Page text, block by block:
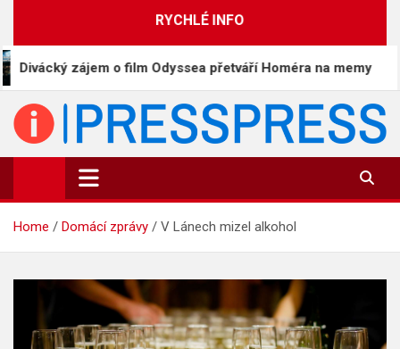
content
RYCHLÉ INFO
o film Odyssea přetváří Homéra na memy
PressPress.cz
Vaše zprávy v souvislostech
Home Domácí zprávy V Lánech mizel alkohol